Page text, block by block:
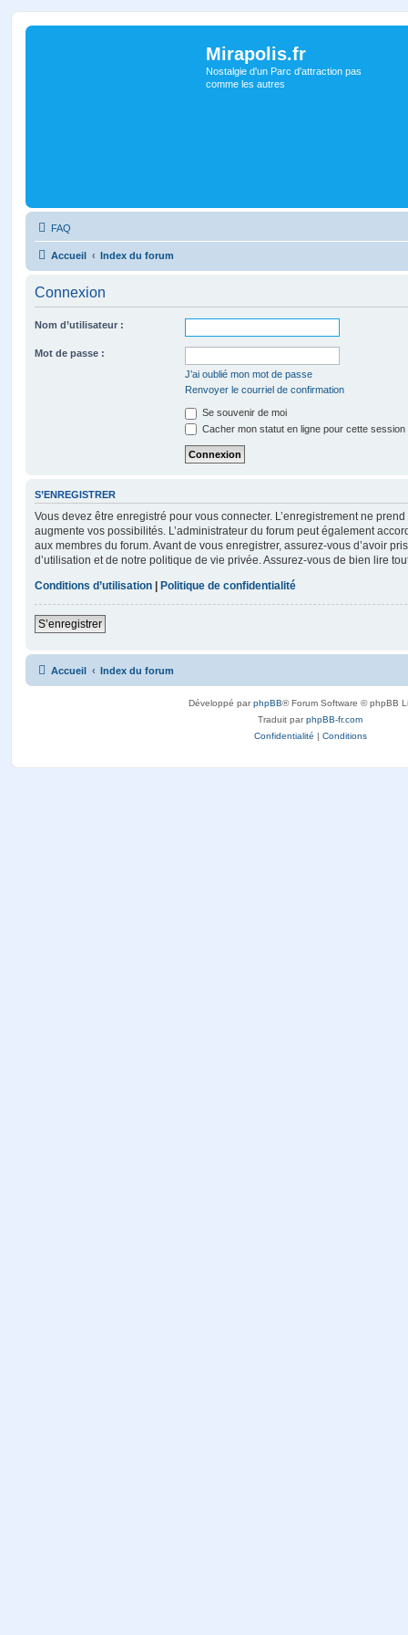
Mirapolis.fr
Nostalgie d'un Parc d'attraction pas
comme les autres
FAQ
Accueil Index du forum
Connexion
Nom d’utilisateur :
Mot de passe :
J’ai oublié mon mot de passe
Renvoyer le courriel de confirmation
Se souvenir de moi
Cacher mon statut en ligne pour cette session
S’ENREGISTRER
Vous devez être enregistré pour vous connecter. L’enregistrement ne
augmente vos possibilités. L’administrateur du forum peut également
aux membres du forum. Avant de vous enregistrer, assurez-vous d’avoir
d’utilisation et de notre politique de vie privée. Assurez-vous de bien lire
Conditions d’utilisation | Politique de confidentialité
S’enregistrer
Accueil Index du forum
Développé parphpBB® Forum Software © phpBB
Traduit parphpBB-fr.com
Confidentialité | Conditions